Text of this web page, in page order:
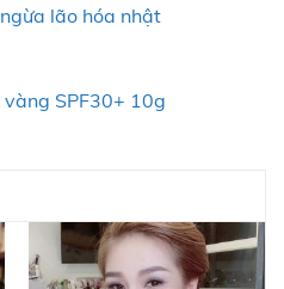
lão hóa nhật
vàng SPF30+ 10g